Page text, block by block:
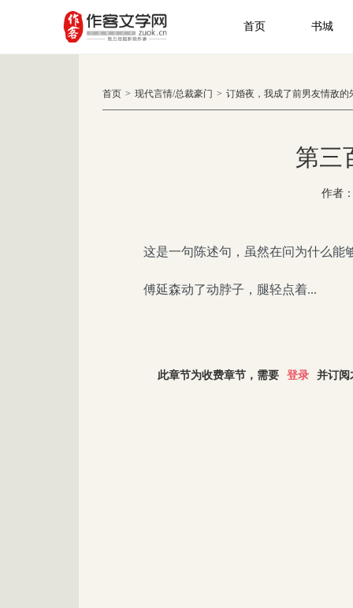
首页 书城
首页 > 现代言情/总裁豪门 > 订婚夜，我成了前男友情敌的
第三
作者
这是一句陈述句，虽然在问为什么能
傅延森动了动脖子，腿轻点着...
此章节为收费章节，需要 登录 并订阅